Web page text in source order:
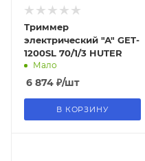
Триммер
электрический "А" GET-
1200SL 70/1/3 HUTER
Мало
6 874 ₽/шт
В КОРЗИНУ